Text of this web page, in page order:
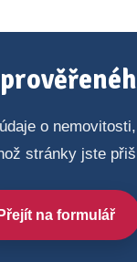
o
stránky jste
Přejít na formulář